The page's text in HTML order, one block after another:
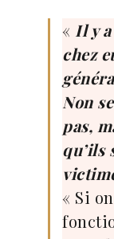
« Il y
chez
Non
pas,
qu’ils
« Si